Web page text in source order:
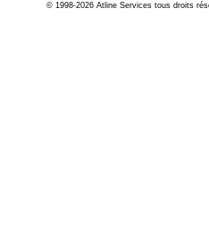
© 1998-2026 Atline Services tous droits